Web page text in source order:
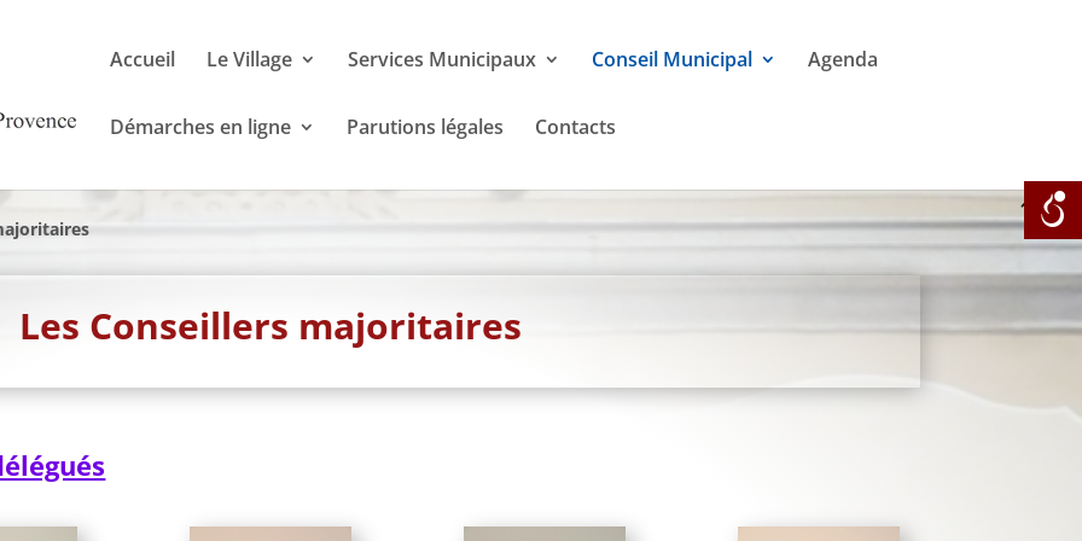
Accueil Le Village Services Municipaux Conseil Municipal Agenda
Démarches en ligne Parutions légales Contacts
Les Conseillers majoritaires